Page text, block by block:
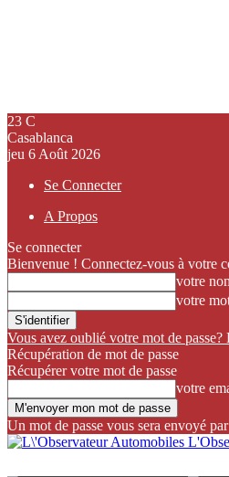
23 C
Casablanca
jeu 6 Août 2026
Se Connecter
A Propos
Se connecter
Bienvenue ! Connectez-vous à votre
votre
votre
Vous avez oublié votre mot de passe?
Récupération de mot de passe
Récupérer votre mot de passe
votre
Un mot de passe vous sera envoyé